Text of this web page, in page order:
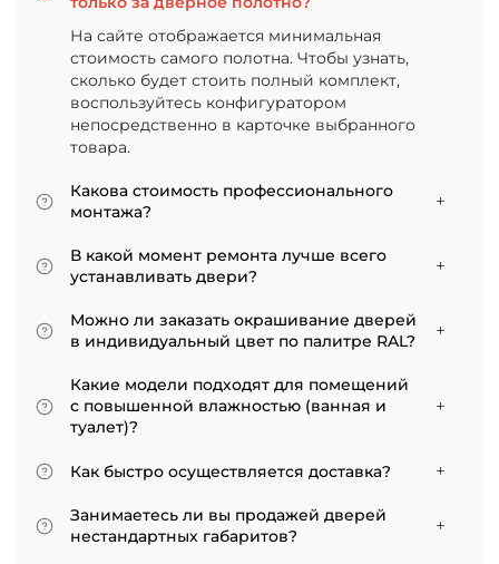
На сайте отображается минимальная
стоимость самого полотна. Чтобы узнать,
сколько будет стоить полный комплект,
воспользуйтесь конфигуратором
непосредственно в карточке выбранного
товара.
Какова стоимость профессионального
монтажа?
Итоговая сумма зависит от типа отделки
двери и габаритов проема. Минимальная
цена за установку стандартной двери с
покрытием «экошпон» начинается от 5000
рублей.
В какой момент ремонта лучше всего
устанавливать двери?
Мы советуем приступать к монтажу после
того, как уложено напольное покрытие. В
противном случае из-за изменения уровня
пола полотно может не подойти по высоте, и
его придется подрезать. Оптимально ставить
двери по окончании всех отделочных работ.
лучше заранее подготовить все запилы, но
отделки стен.
Можно ли заказать окрашивание дверей
в индивидуальный цвет по палитре RAL?
ассортименте представлены эмалированные
модели от разных фабрик
Какие модели подходят для помещений
с повышенной влажностью (ванная и
туалет)?
двери с покрытием из экошпона. На нашем
сайте в разделе межкомнатные двери
практически все двери являются
влагостойкими.
Как быстро осуществляется доставка?
Товары, имеющиеся на складе, доставляются
в течение 3–5 рабочих дней. Если дверь
изготавливается по индивидуальному заказу,
Занимаетесь ли вы продажей дверей
нестандартных габаритов?